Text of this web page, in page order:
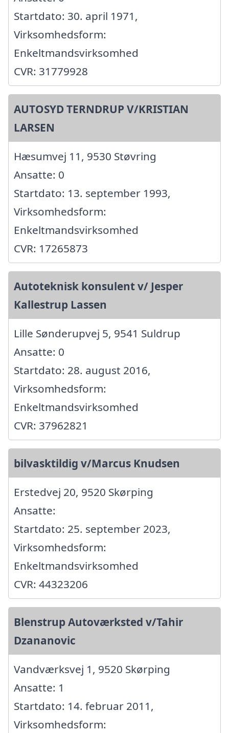
Startdato: 30. april 1971,
Virksomhedsform:
Enkeltmandsvirksomhed
CVR: 31779928
AUTOSYD TERNDRUP V/KRISTIAN
LARSEN
Hæsumvej 11, 9530 Støvring
Ansatte: 0
Startdato: 13. september 1993,
Virksomhedsform:
Enkeltmandsvirksomhed
CVR: 17265873
Autoteknisk konsulent v/ Jesper
Kallestrup Lassen
Lille Sønderupvej 5, 9541 Suldrup
Ansatte: 0
Startdato: 28. august 2016,
Virksomhedsform:
Enkeltmandsvirksomhed
CVR: 37962821
bilvasktildig v/Marcus Knudsen
Erstedvej 20, 9520 Skørping
Ansatte:
Startdato: 25. september 2023,
Virksomhedsform:
Enkeltmandsvirksomhed
CVR: 44323206
Blenstrup Autoværksted v/Tahir
Dzananovic
Vandværksvej 1, 9520 Skørping
Ansatte: 1
Startdato: 14. februar 2011,
Virksomhedsform: